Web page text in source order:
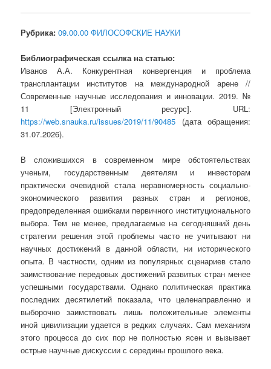
Рубрика: 09.00.00 ФИЛОСОФСКИЕ НАУКИ
Библиографическая ссылка на статью:
Иванов А.А. Конкурентная конвергенция и проблема
трансплантации институтов на международной арене //
Современные научные исследования и инновации. 2019. №
11 [Электронный ресурс]. URL:
https://web.snauka.ru/issues/2019/11/90485 (дата обращения:
31.07.2026).
В сложившихся в современном мире обстоятельствах
ученым, государственным деятелям и инвесторам
практически очевидной стала неравномерность социально-
экономического развития разных стран и регионов,
предопределенная ошибками первичного институционального
выбора. Тем не менее, предлагаемые на сегодняшний день
стратегии решения этой проблемы часто не учитывают ни
научных достижений в данной области, ни исторического
опыта. В частности, одним из популярных сценариев стало
заимствование передовых достижений развитых стран менее
успешными государствами. Однако политическая практика
последних десятилетий показала, что целенаправленно и
выборочно заимствовать лишь положительные элементы
иной цивилизации удается в редких случаях. Сам механизм
этого процесса до сих пор не полностью ясен и вызывает
острые научные дискуссии с середины прошлого века.